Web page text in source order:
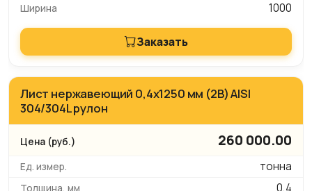
1000
Заказать
Лист нержавеющий 0,4х1250 мм (2B) AISI
304/304L рулон
260 000.00
тонна
0,4